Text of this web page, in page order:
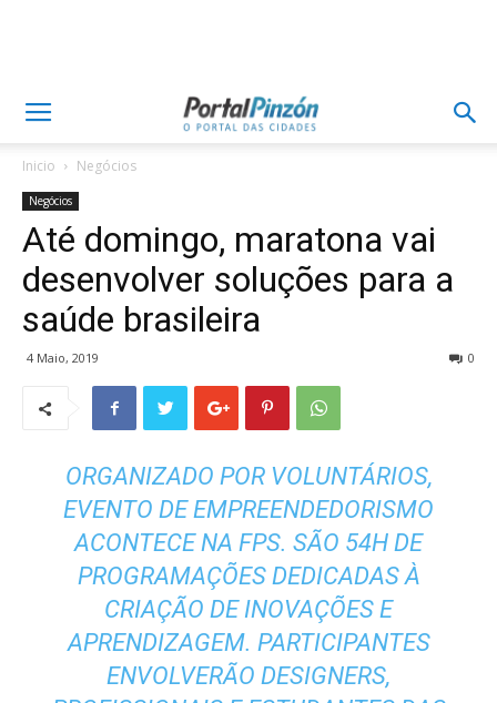
Inicio Negócios
Negócios
Até domingo, maratona vai
desenvolver soluções para a
saúde brasileira
4 Maio, 2019 0
ORGANIZADO POR VOLUNTÁRIOS,
EVENTO DE EMPREENDEDORISMO
ACONTECE NA FPS. SÃO 54H DE
PROGRAMAÇÕES DEDICADAS À
CRIAÇÃO DE INOVAÇÕES E
APRENDIZAGEM. PARTICIPANTES
ENVOLVERÃO DESIGNERS,